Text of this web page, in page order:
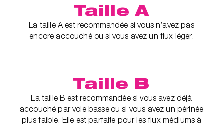
Taille A
La taille A est recommandée si vous n’avez pas
encore accouché ou si vous avez un flux léger.
Taille B
La taille B est recommandée si vous avez déjà
accouché par voie basse ou si vous avez un périnée
plus faible. Elle est parfaite pour les flux médiums à